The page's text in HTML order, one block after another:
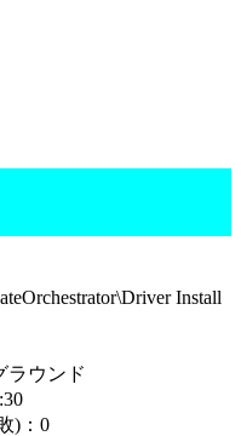
Install
ラウンド
)：0